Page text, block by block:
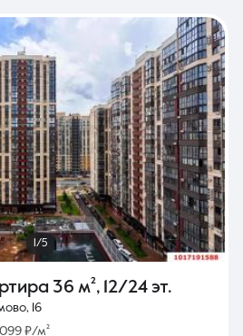
1/5
36 м², 12/24 эт.
16
099 ₽/м²